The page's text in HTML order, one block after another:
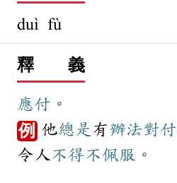
duì fù
釋 義
應付 。
例 他總是 有辦法對付
令人不得不佩服 。